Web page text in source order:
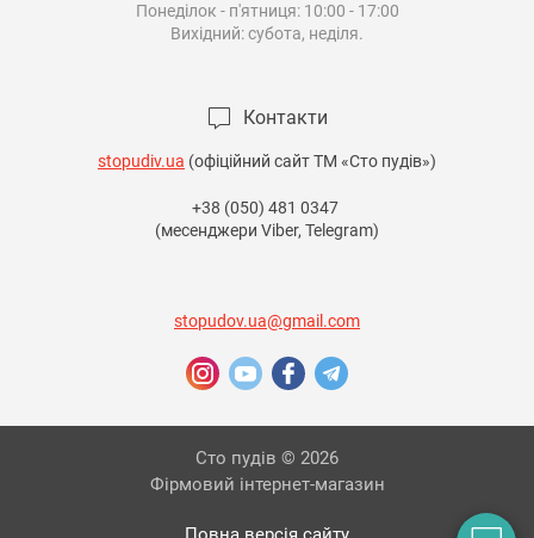
Понеділок - п'ятниця: 10:00 - 17:00
Вихідний: субота, неділя.
Контакти
stopudiv.ua (офіційний сайт ТМ «Сто пудів»)
+38 (050) 481 0347
(месенджери Viber, Telegram)
stopudov.ua@gmail.com
Сто пудів © 2026
Фірмовий інтернет-магазин